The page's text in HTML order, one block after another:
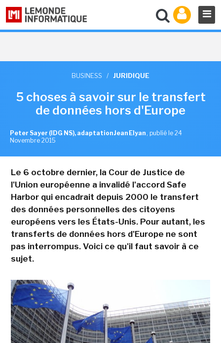
BUSINESS / JURIDIQUE
5 choses à savoir sur le transfert
de données hors d'Europe
Peter Sayer (IDG NS), adaptation Jean Elyan , publié le 24
Novembre 2015
Le 6 octobre dernier, la Cour de Justice de
l'Union européenne a invalidé l'accord Safe
Harbor qui encadrait depuis 2000 le transfert
des données personnelles des citoyens
européens vers les États-Unis. Pour autant, les
transferts de données hors d'Europe ne sont
pas interrompus. Voici ce qu'il faut savoir à ce
sujet.